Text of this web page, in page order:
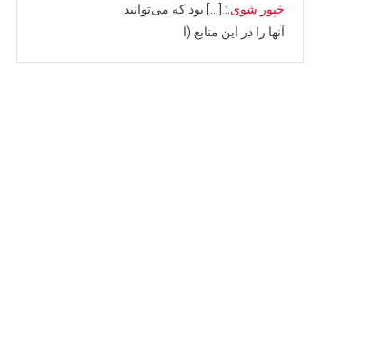
خپور شوی. : […] بود که می‌توانید
آنها را در این منابع (ا